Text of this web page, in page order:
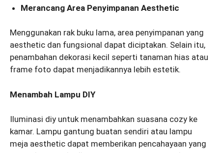
Merancang Area Penyimpanan Aesthetic
Menggunakan rak buku lama, area penyimpanan yang
aesthetic dan fungsional dapat diciptakan. Selain itu,
penambahan dekorasi kecil seperti tanaman hias atau
frame foto dapat menjadikannya lebih estetik.
Menambah Lampu DIY
Iluminasi diy untuk menambahkan suasana cozy ke
kamar. Lampu gantung buatan sendiri atau lampu
meja aesthetic dapat memberikan pencahayaan yang